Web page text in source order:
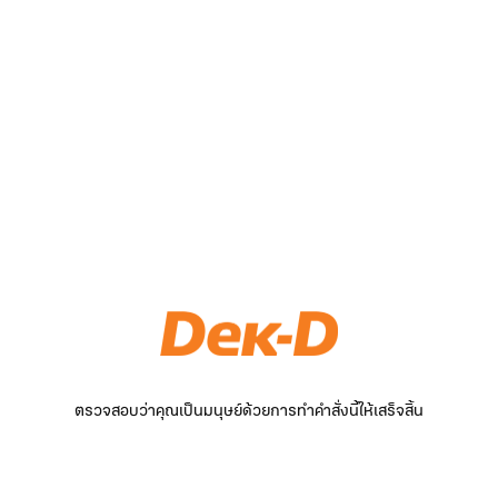
ตรวจสอบว่าคุณเป็นมนุษย์ด้วยการทำคำสั่งนี้ให้เสร็จสิ้น